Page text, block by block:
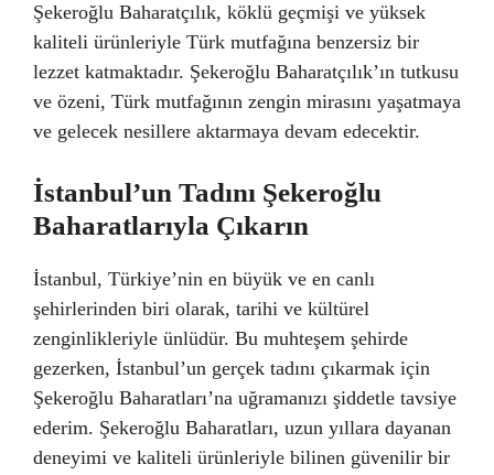
Şekeroğlu Baharatçılık, köklü geçmişi ve yüksek
kaliteli ürünleriyle Türk mutfağına benzersiz bir
lezzet katmaktadır. Şekeroğlu Baharatçılık’ın tutkusu
ve özeni, Türk mutfağının zengin mirasını yaşatmaya
ve gelecek nesillere aktarmaya devam edecektir.
İstanbul’un Tadını Şekeroğlu
Baharatlarıyla Çıkarın
İstanbul, Türkiye’nin en büyük ve en canlı
şehirlerinden biri olarak, tarihi ve kültürel
zenginlikleriyle ünlüdür. Bu muhteşem şehirde
gezerken, İstanbul’un gerçek tadını çıkarmak için
Şekeroğlu Baharatları’na uğramanızı şiddetle tavsiye
ederim. Şekeroğlu Baharatları, uzun yıllara dayanan
deneyimi ve kaliteli ürünleriyle bilinen güvenilir bir